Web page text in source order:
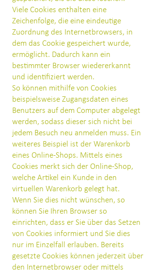
Viele Cookies enthalten eine
Zeichenfolge, die eine eindeutige
Zuordnung des Internetbrowsers, in
dem das Cookie gespeichert wurde,
ermöglicht. Dadurch kann ein
bestimmter Browser wiedererkannt
und identifiziert werden.
So können mithilfe von Cookies
beispielsweise Zugangsdaten eines
Benutzers auf dem Computer abgelegt
werden, sodass dieser sich nicht bei
jedem Besuch neu anmelden muss. Ein
weiteres Beispiel ist der Warenkorb
eines Online-Shops. Mittels eines
Cookies merkt sich der Online-Shop,
welche Artikel ein Kunde in den
virtuellen Warenkorb gelegt hat.
Wenn Sie dies nicht wünschen, so
können Sie Ihren Browser so
einrichten, dass er Sie über das Setzen
von Cookies informiert und Sie dies
nur im Einzelfall erlauben. Bereits
gesetzte Cookies können jederzeit über
den Internetbrowser oder mittels